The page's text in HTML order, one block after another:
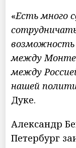
«Есть много
между
между
нашей
Дуке.
Александр
Петербург